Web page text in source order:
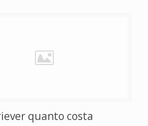
quanto costa